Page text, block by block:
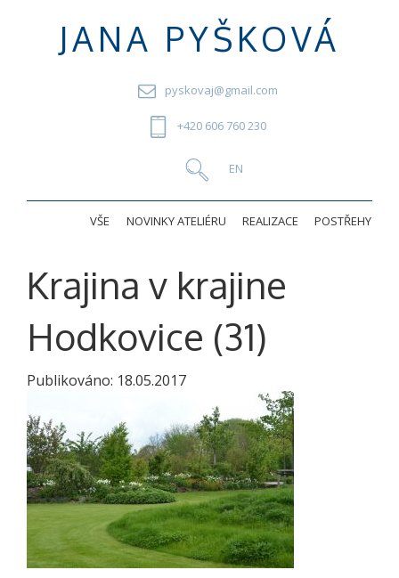
JANA PYŠKOVÁ
pyskovaj@gmail.com
+420 606 760 230
VŠE NOVINKY ATELIÉRU REALIZACE POSTŘEHY
Krajina v krajine
Hodkovice (31)
Publikováno: 18.05.2017